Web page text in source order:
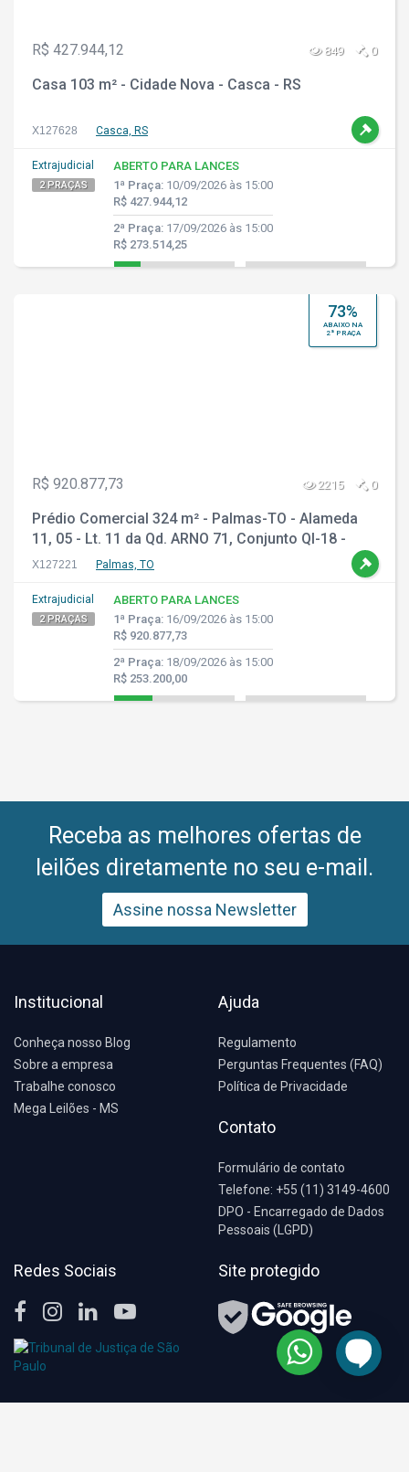
R$ 427.944,12 849 0
Casa 103 m² - Cidade Nova - Casca - RS
X127628 Casca, RS
Extrajudicial
2 PRAÇAS
ABERTO PARA LANCES
1ª Praça: 10/09/2026 às 15:00
R$ 427.944,12
2ª Praça: 17/09/2026 às 15:00
R$ 273.514,25
73%
ABAIXO NA
2ª PRAÇA
R$ 920.877,73 2215 0
Prédio Comercial 324 m² - Palmas-TO - Alameda
11, 05 - Lt. 11 da Qd. ARNO 71, Conjunto QI-18 -
Plano Diretor Norte
X127221 Palmas, TO
Extrajudicial
2 PRAÇAS
ABERTO PARA LANCES
1ª Praça: 16/09/2026 às 15:00
R$ 920.877,73
2ª Praça: 18/09/2026 às 15:00
R$ 253.200,00
Receba as melhores ofertas de
leilões diretamente no seu e-mail.
Assine nossa Newsletter
Institucional
Conheça nosso Blog
Sobre a empresa
Trabalhe conosco
Mega Leilões - MS
Ajuda
Regulamento
Perguntas Frequentes (FAQ)
Política de Privacidade
Contato
Formulário de contato
Telefone: +55 (11) 3149-4600
DPO - Encarregado de Dados
Pessoais (LGPD)
Redes Sociais Site protegido